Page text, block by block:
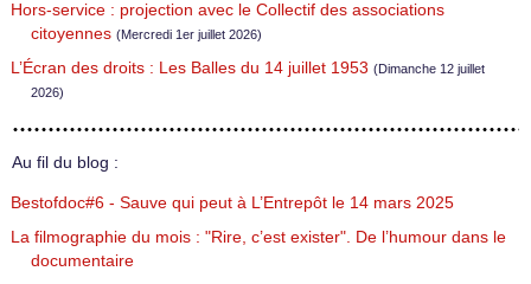
Hors-service : projection avec le Collectif des associations
citoyennes (Mercredi 1er juillet 2026)
L’Écran des droits : Les Balles du 14 juillet 1953 (Dimanche 12 juillet
2026)
Au fil du blog :
Bestofdoc#6 - Sauve qui peut à L’Entrepôt le 14 mars 2025
La filmographie du mois : "Rire, c’est exister". De l’humour dans le
documentaire